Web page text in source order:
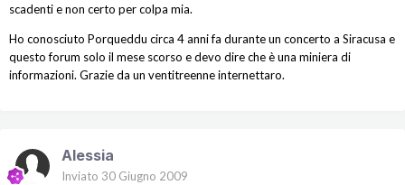
scadenti e non certo per colpa mia.
Ho conosciuto Porqueddu circa 4 anni fa durante un concerto a Siracusa e
questo forum solo il mese scorso e devo dire che è una miniera di
informazioni. Grazie da un ventitreenne internettaro.
Alessia
Inviato 30 Giugno 2009